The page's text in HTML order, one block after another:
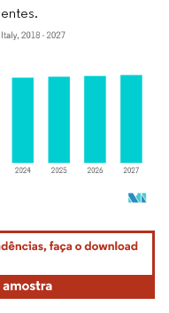
atribuição conforme CC BY 4.0.